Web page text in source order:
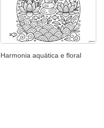
Harmonia aquática e floral